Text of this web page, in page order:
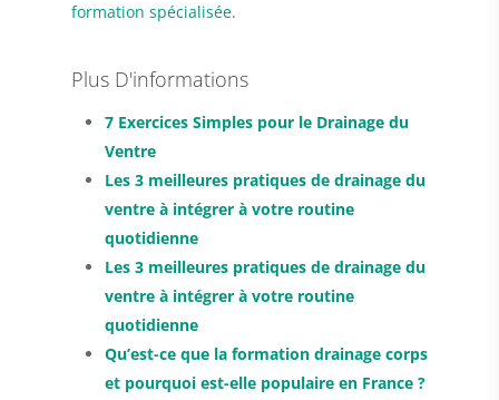
formation spécialisée.
Plus D'informations
7 Exercices Simples pour le Drainage du
Ventre
Les 3 meilleures pratiques de drainage du
ventre à intégrer à votre routine
quotidienne
Les 3 meilleures pratiques de drainage du
ventre à intégrer à votre routine
quotidienne
Qu’est-ce que la formation drainage corps
et pourquoi est-elle populaire en France ?